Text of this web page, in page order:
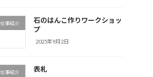
仕事紹介
石のはんこ作りワークショッ
プ
2025年9月2日
仕事紹介 表札